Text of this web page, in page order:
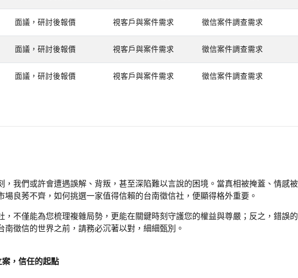
面議，研討後報價 視客戶與案件需求 徵信案件調查需求
面議，研討後報價 視客戶與案件需求 徵信案件調查需求
面議，研討後報價 視客戶與案件需求 徵信案件調查需求
，我們或許會遭遇誤解、背叛，甚至深陷難以言說的困境。當真相被掩蓋、情感
場良莠不齊，如何挑選一家值得信賴的台南徵信社，便顯得格外重要。
，不僅能為您梳理複雜局勢，更能在關鍵時刻守護您的權益與尊嚴；反之，錯誤
南徵信的世界之前，請務必沉著以對，細細甄別。
案，信任的起點